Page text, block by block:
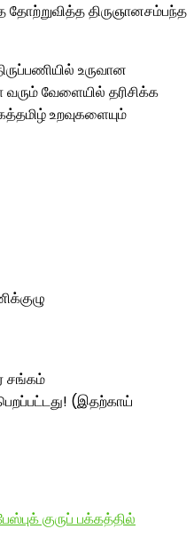
திருஞானசம்பந்த
உருவான
வரும் வேளையில் தரிசிக்க
உறவுகளையும்
சங்கம்
(இதற்காய்
குருப் பக்கத்தில்